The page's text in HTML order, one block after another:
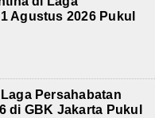
Agustus 2026 Pukul
Persahabatan
di GBK Jakarta Pukul